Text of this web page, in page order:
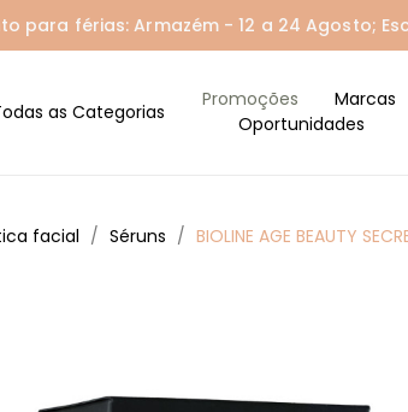
para férias: Armazém - 12 a 24 Agosto;
as Categorias
Promoções Marcas
Oportunidades
facial Séruns BIOLINE AGE BEAUTY